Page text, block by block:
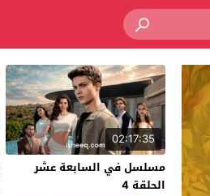
02:17:35
مسلسل في السابعة عشر
الحلقة 4